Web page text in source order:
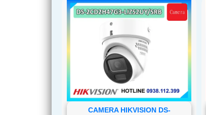
CAMERA HIKVISION DS-